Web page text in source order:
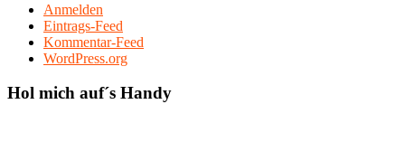
Anmelden
Eintrags-Feed
Kommentar-Feed
WordPress.org
Hol mich auf´s Handy